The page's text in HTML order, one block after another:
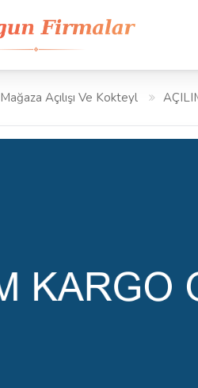
Mağaza Açılışı Ve Kokteyl